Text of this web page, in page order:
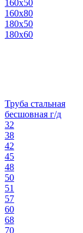
160х50
160х80
180х50
180х60
Труба стальная
бесшовная г/д
32
38
42
45
48
50
51
57
60
68
70